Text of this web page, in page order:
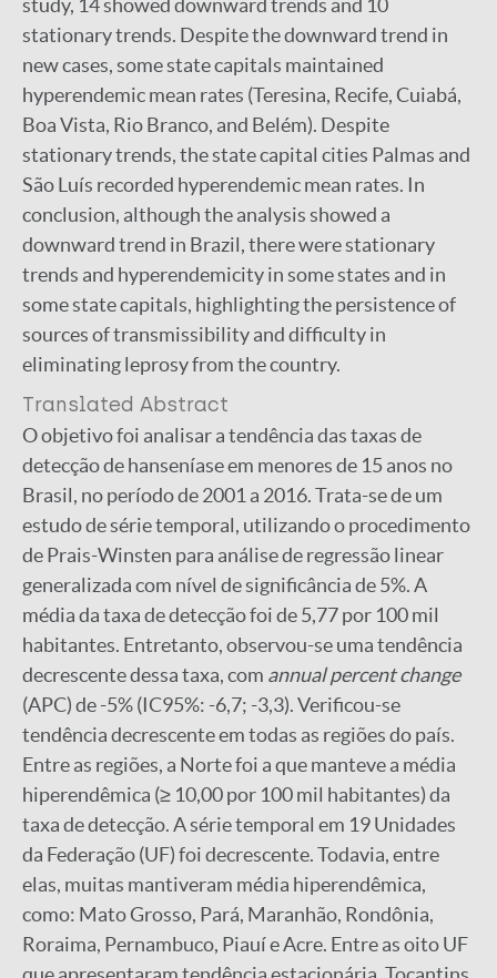
study, 14 showed downward trends and 10
stationary trends. Despite the downward trend in
new cases, some state capitals maintained
hyperendemic mean rates (Teresina, Recife, Cuiabá,
Boa Vista, Rio Branco, and Belém). Despite
stationary trends, the state capital cities Palmas and
São Luís recorded hyperendemic mean rates. In
conclusion, although the analysis showed a
downward trend in Brazil, there were stationary
trends and hyperendemicity in some states and in
some state capitals, highlighting the persistence of
sources of transmissibility and difficulty in
eliminating leprosy from the country.
Translated Abstract
O objetivo foi analisar a tendência das taxas de
detecção de hanseníase em menores de 15 anos no
Brasil, no período de 2001 a 2016. Trata-se de um
estudo de série temporal, utilizando o procedimento
de Prais-Winsten para análise de regressão linear
generalizada com nível de significância de 5%. A
média da taxa de detecção foi de 5,77 por 100 mil
habitantes. Entretanto, observou-se uma tendência
decrescente dessa taxa, com annual percent change
(APC) de -5% (IC95%: -6,7; -3,3). Verificou-se
tendência decrescente em todas as regiões do país.
Entre as regiões, a Norte foi a que manteve a média
hiperendêmica (≥ 10,00 por 100 mil habitantes) da
taxa de detecção. A série temporal em 19 Unidades
da Federação (UF) foi decrescente. Todavia, entre
elas, muitas mantiveram média hiperendêmica,
como: Mato Grosso, Pará, Maranhão, Rondônia,
Roraima, Pernambuco, Piauí e Acre. Entre as oito UF